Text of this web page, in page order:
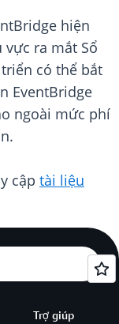
hiện
vực ra mắt Sổ
có thể bắt
EventBridge
ngoài mức phí
cập tài liệu
Trợ giúp